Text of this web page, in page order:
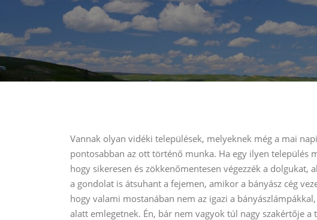
Vannak olyan vidéki települések, melyeknek még a mai
pontosabban az ott történő munka. Ha egy ilyen település
hogy sikeresen és zökkenőmentesen végezzék a
a gondolat is átsuhant a fejemen, amikor a bányász cég
hogy valami mostanában nem az igazi a
alatt emlegetnek. Én, bár nem vagyok túl nagy szakértője